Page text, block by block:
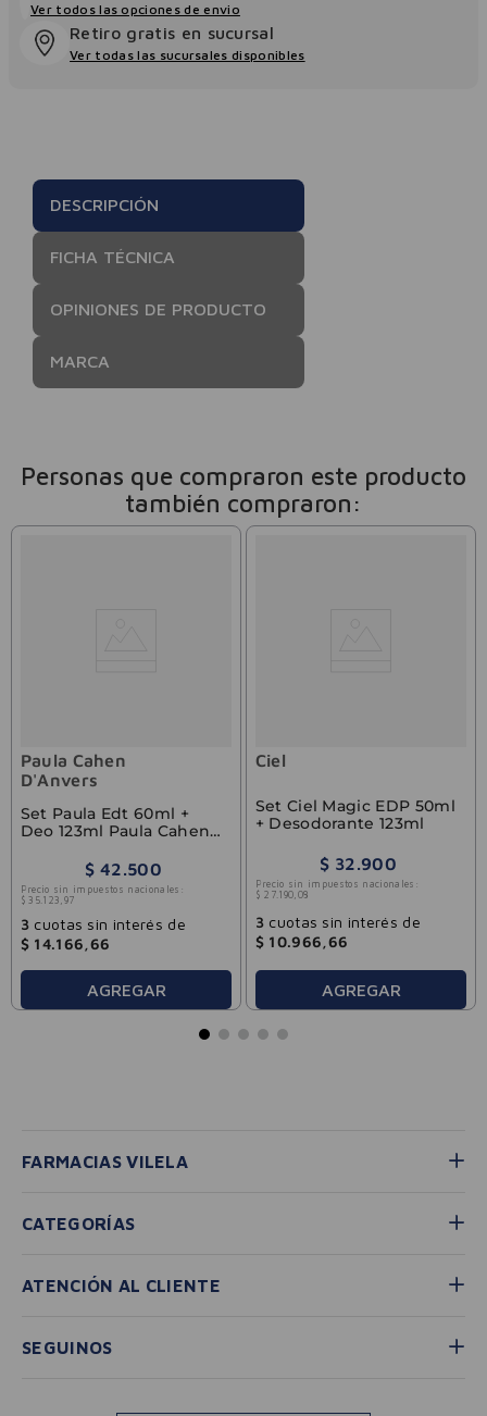
Ver todos las opciones de envio
Retiro gratis en sucursal
Ver todas las sucursales disponibles
DESCRIPCIÓN
FICHA TÉCNICA
OPINIONES DE PRODUCTO
MARCA
Personas que compraron este producto
también compraron:
Paula Cahen
D'Anvers
Set Paula Edt 60ml +
Deo 123ml Paula Cahen
$ 42.500
Precio sin impuestos nacionales:
$ 35. 123 97
3cuotas sin interés de
$ 14.166 66
AGREGAR
Ciel
Set Ciel Magic EDP 50ml
+ Desodorante 123ml
$ 32.900
Precio sin impuestos nacionales:
$ 27.190, 08
3cuotas sin interés de
$ 10.966 66
AGREGAR
FARMACIAS VILELA
CATEGORÍAS
ATENCIÓN AL CLIENTE
SEGUINOS